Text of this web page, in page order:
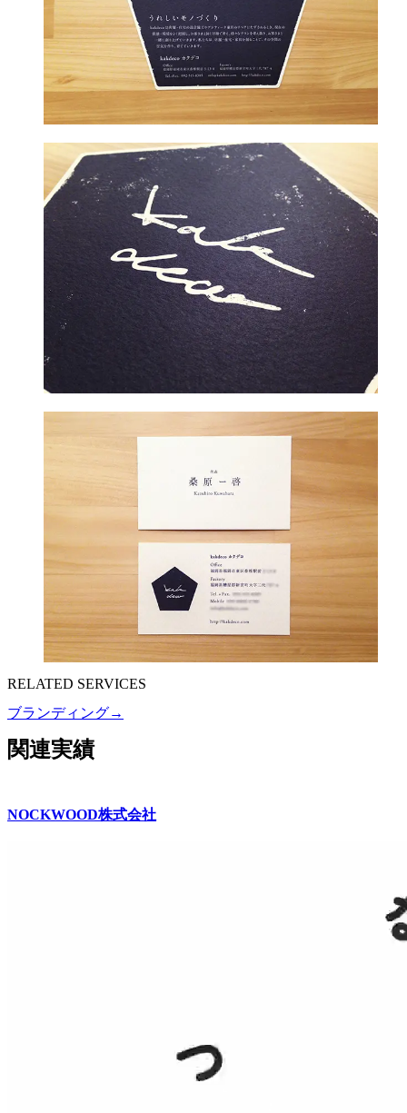
RELATED SERVICES
ブランディング→
関連実績
NOCKWOOD株式会社